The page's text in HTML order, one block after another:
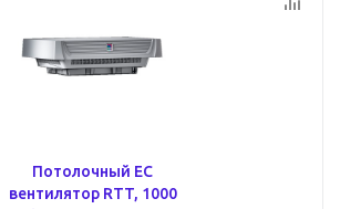
Потолочный ЕС
вентилятор RTT, 1000